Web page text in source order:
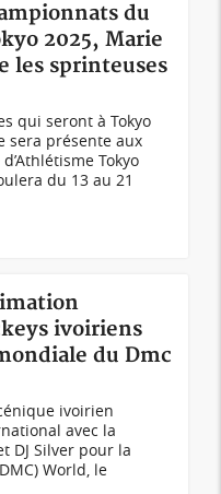
du
2025, Marie
les sprinteuses
qui seront à Tokyo
sera présente aux
Tokyo
du 13 au 21
ivoiriens
du Dmc
ivoirien
avec la
DJ Silver pour la
World, le